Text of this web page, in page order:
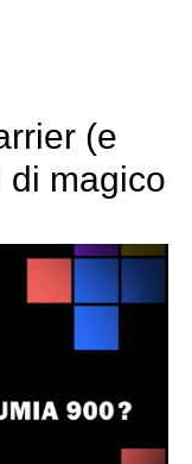
(e
di magico